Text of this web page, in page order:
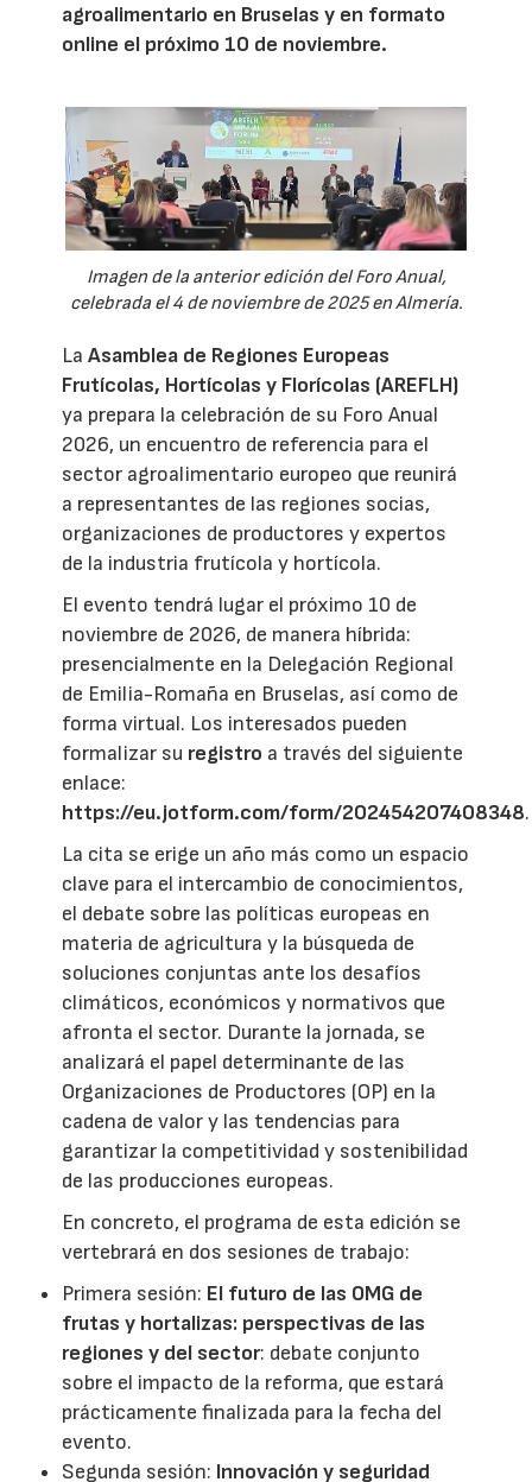
agroalimentario en Bruselas y en formato
online el próximo 10 de noviembre.
Imagen de la anterior edición del Foro Anual,
celebrada el 4 de noviembre de 2025 en Almería.
LaAsamblea de Regiones Europeas
Frutícolas, Hortícolas y Florícolas (AREFLH)
ya prepara la celebración de su Foro Anual
2026, un encuentro de referencia para el
sector agroalimentario europeo que reunirá
a representantes de las regiones socias,
organizaciones de productores y expertos
de la industria frutícola y hortícola.
El evento tendrá lugar el próximo 10 de
noviembre de 2026, de manera híbrida:
presencialmente en la Delegación Regional
de Emilia-Romaña en Bruselas, así como de
forma virtual. Los interesados pueden
formalizar su registro a través del siguiente
enlace:
https://eu.jotform.com/form/202454207408348.
La cita se erige un año más como un espacio
clave para el intercambio de conocimientos,
el debate sobre las políticas europeas en
materia de agricultura y la búsqueda de
soluciones conjuntas ante los desafíos
climáticos, económicos y normativos que
afronta el sector. Durante la jornada, se
analizará el papel determinante de las
Organizaciones de Productores (OP) en la
cadena de valor y las tendencias para
garantizar la competitividad y sostenibilidad
de las producciones europeas.
En concreto, el programa de esta edición se
vertebrará en dos sesiones de trabajo:
Primera sesión: El futuro de las OMG de
frutas y hortalizas: perspectivas de las
regiones y del sector: debate conjunto
sobre el impacto de la reforma, que estará
prácticamente finalizada para la fecha del
evento.
Segunda sesión: Innovación y seguridad